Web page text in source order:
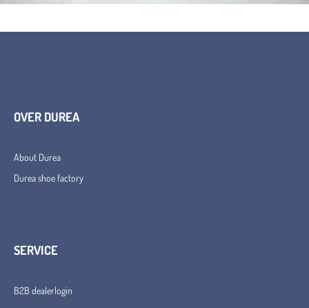
OVER DUREA
About Durea
Durea shoe factory
SERVICE
B2B dealerlogin